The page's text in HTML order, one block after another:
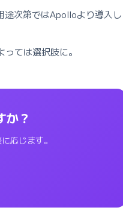
途次第ではApolloより導入し
ては選択肢に。
か？
応じます。